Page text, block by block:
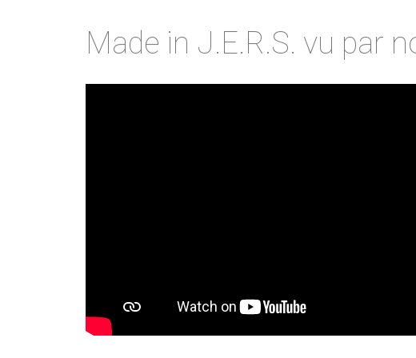
Made in J.E.R.S. vu par